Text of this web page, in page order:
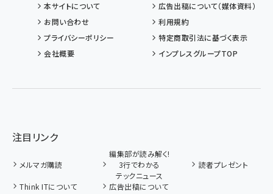
本サイトについて
広告出稿について（媒体資料）
お問い合わせ
利用規約
プライバシーポリシー
特定商取引法に基づく表示
会社概要
インプレスグループTOP
注目リンク
メルマガ購読
編集部が読み解く!
3行でわかる
テックニュース
読者プレゼント
Think ITについて 広告出稿について